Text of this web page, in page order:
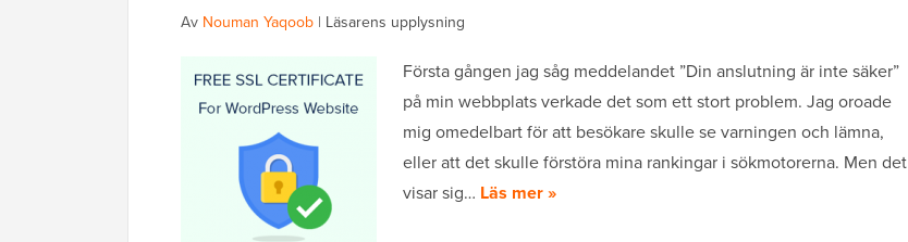
Av Nouman Yaqoob | Läsarens upplysning
Första gången jag såg meddelandet ”Din anslutning är inte säker”
på min webbplats verkade det som ett stort problem. Jag oroade
mig omedelbart för att besökare skulle se varningen och lämna,
eller att det skulle förstöra mina rankingar i sökmotorerna. Men det
visar sig… Läs mer »